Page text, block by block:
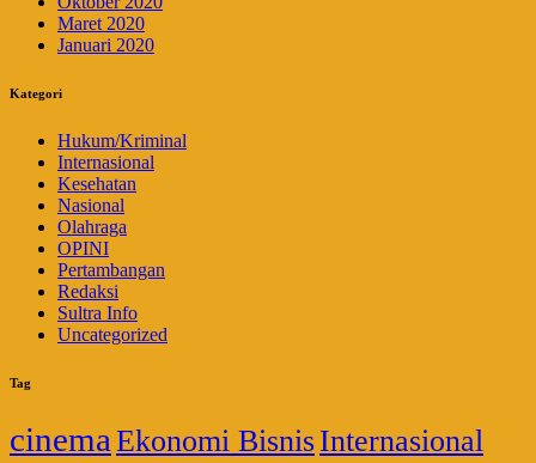
Maret 2020
Januari 2020
Kategori
Hukum/Kriminal
Internasional
Kesehatan
Nasional
Olahraga
OPINI
Pertambangan
Redaksi
Sultra Info
Uncategorized
Tag
cinema Ekonomi BisnisInternasional